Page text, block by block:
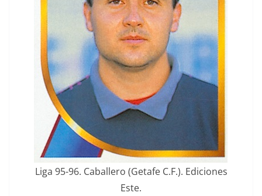
Liga 95-96. Caballero (Getafe C.F.). Ediciones
Este.